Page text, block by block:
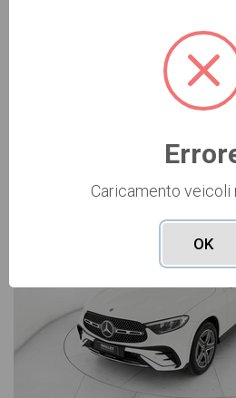
Vai alla scheda
Caricamento veicoli
OK